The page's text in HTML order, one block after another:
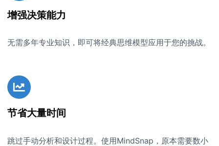
增强决策能力
无需多年专业知识，即可将经典思维模型应用于您的挑战。
节省大量时间
跳过手动分析和设计过程。使用MindSnap，原本需要数小